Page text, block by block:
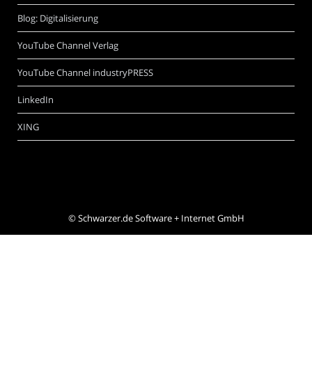
Blog: Digitalisierung
YouTube Channel Verlag
YouTube Channel industryPRESS
LinkedIn
XING
©Schwarzer.de Software + Internet GmbH